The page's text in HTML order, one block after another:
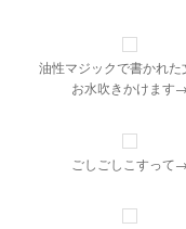
油性マジックで書かれた
お水吹きかけます→
ごしごしこすって→